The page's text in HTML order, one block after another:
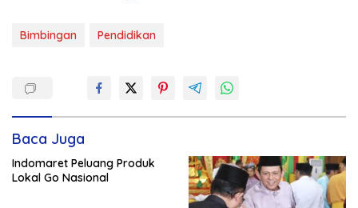
Bimbingan Pendidikan
Baca Juga
Indomaret Peluang Produk
Lokal Go Nasional